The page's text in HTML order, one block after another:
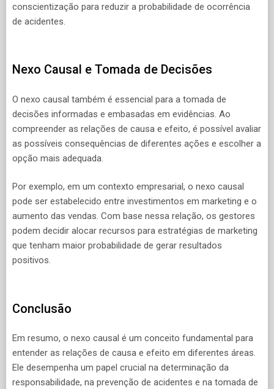
conscientização para reduzir a probabilidade de ocorrência
de acidentes.
Nexo Causal e Tomada de Decisões
O nexo causal também é essencial para a tomada de
decisões informadas e embasadas em evidências. Ao
compreender as relações de causa e efeito, é possível avaliar
as possíveis consequências de diferentes ações e escolher a
opção mais adequada.
Por exemplo, em um contexto empresarial, o nexo causal
pode ser estabelecido entre investimentos em marketing e o
aumento das vendas. Com base nessa relação, os gestores
podem decidir alocar recursos para estratégias de marketing
que tenham maior probabilidade de gerar resultados
positivos.
Conclusão
Em resumo, o nexo causal é um conceito fundamental para
entender as relações de causa e efeito em diferentes áreas.
Ele desempenha um papel crucial na determinação da
responsabilidade, na prevenção de acidentes e na tomada de